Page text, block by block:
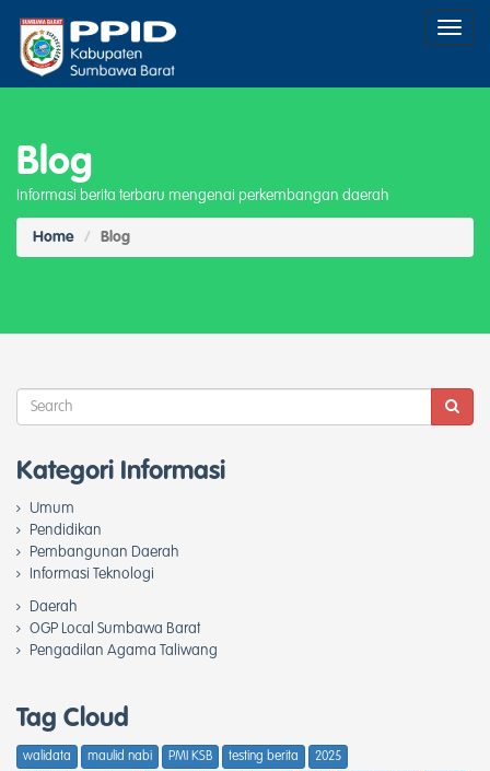
Toggle
Blog
Informasi berita terbaru mengenai perkembangan daerah
Home Blog
Kategori Informasi
Umum
Pendidikan
Pembangunan Daerah
Informasi Teknologi
Daerah
OGP Local Sumbawa Barat
Pengadilan Agama Taliwang
Tag Cloud
walidata maulid nabi PMI KSB testing berita
2025